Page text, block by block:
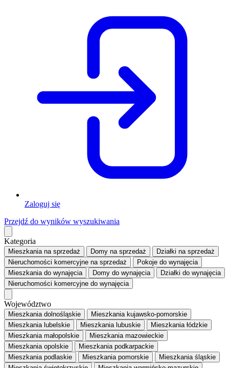
Zaloguj się
Przejdź do wyników wyszukiwania
Kategoria
Mieszkaniana sprzedaż Domy na sprzedaż Działki na sprzedaż
Nieruchomości komercyjne na sprzedaż Pokoje do wynajęcia
Mieszkaniado wynajęcia Domy do wynajęcia Działki do wynajęcia
Nieruchomości komercyjne do wynajęcia
Województwo
Mieszkania dolnośląskie
Mieszkania kujawsko-pomorskie
Mieszkania lubelskie
Mieszkania lubuskie
Mieszkania łódzkie
Mieszkania małopolskie
Mieszkania mazowieckie
Mieszkania opolskie
Mieszkania podkarpackie
Mieszkania podlaskie
Mieszkania pomorskie
Mieszkania śląskie